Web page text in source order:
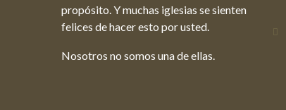
propósito. Y muchas iglesias se sienten
felices de hacer esto por usted.
Nosotros no somos una de ellas.